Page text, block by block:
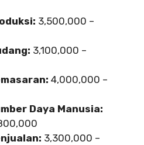
3,500,000 –
3,100,000 –
4,000,000 –
Daya Manusia:
3,300,000 –